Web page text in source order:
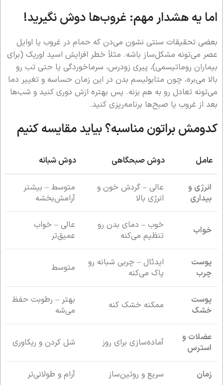
اما یه هشدار مهم: غروب‌ها دوش نگیرید!
بعضی تحقیقات سنتی نشون می‌دن که حمام در غروب یا اوایل
عصر می‌تونه مشکل‌ساز باشه. مثلاً خطر افزایش اسید اوریک (برای
بیماران روماتیسمی)، پیری زودرس، سرماخوردگی یا حتی تب رو
بالا می‌بره، چون متابولیسم بدن در این زمان حساسه و تغییر دما
می‌تونه تعادل رو به هم بزنه. پس بهتره ازش دوری کنید و شب‌ها
بعد از غروب یا صبح‌ها برنامه‌ریزی کنید.
کدومش براتون مناسبه؟ بیاید مقایسه کنیم
عامل دوش صبحگاهی دوش شبانه
انرژی و
بیداری
عالی – گردش خون و
انرژی بالا
متوسط – بیشتر
آرامش‌بخشه
خواب
خوب – دمای بدن رو
تنظیم می‌کنه
عالی – خواب
عمیق‌تر
پوست
چرب
ایدئال – چربی شبانه رو
پاک می‌کنه
متوسط
پوست
خشک
ممکنه خشک کنه
بهتر – رطوبت حفظ
می‌شه
عضلات و
استرس
آماده‌سازی برای روز شل کردن و ریکاوری
زمان سریع و روتین‌ساز آرام و طولانی‌تر